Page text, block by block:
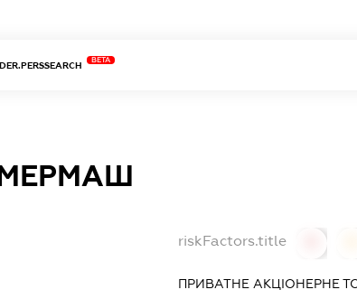
BETA
riskFactors.title
ПРИВАТНЕ АКЦІОНЕРНЕ